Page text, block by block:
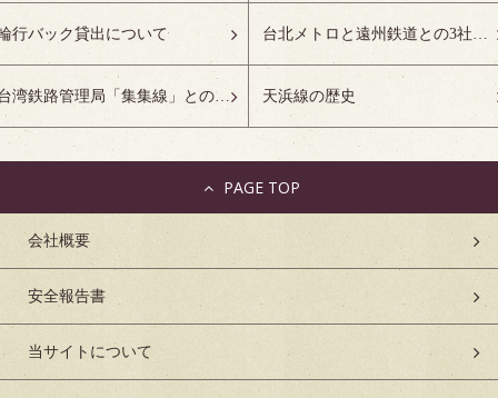
行バック貸出について 台北メトロと遠州鉄道との3社友好協定について
台湾鉄路管理局「集集線」との姉妹鉄道協定について 天浜線の歴史
会社概要
安全報告書
当サイトについて
PAGE TOP